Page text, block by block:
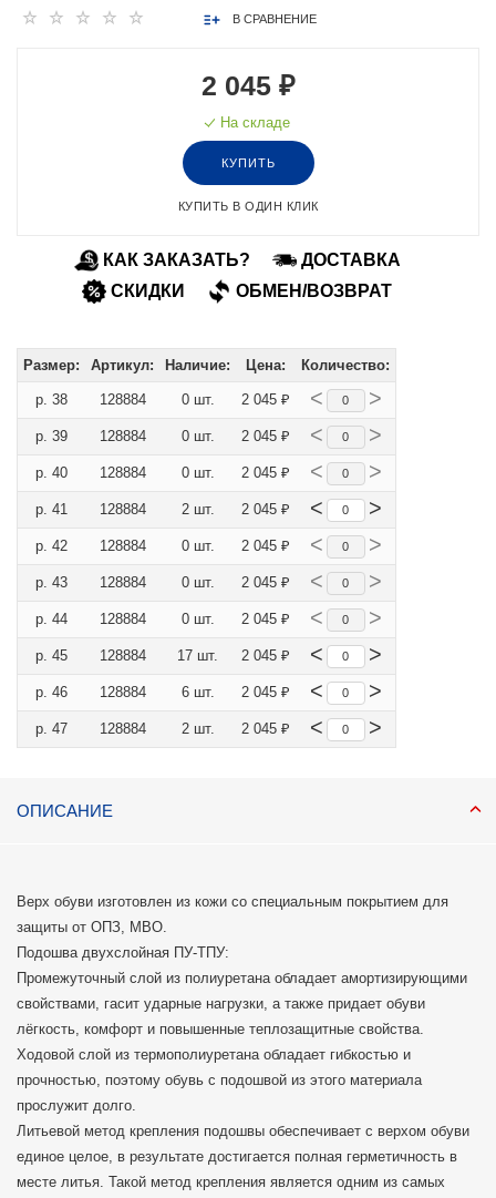
В СРАВНЕНИЕ
2 045 ₽
На складе
КУПИТЬ
КУПИТЬ В ОДИН КЛИК
КАК ЗАКАЗАТЬ?
ДОСТАВКА
СКИДКИ
ОБМЕН/ВОЗВРАТ
Размер: Артикул: Наличие: Цена: Количество:
р. 38 128884 0 шт. 2 045 ₽ < >
р. 39 128884 0 шт. 2 045 ₽ < >
р. 40 128884 0 шт. 2 045 ₽ < >
р. 41 128884 2 шт. 2 045 ₽ < >
р. 42 128884 0 шт. 2 045 ₽ < >
р. 43 128884 0 шт. 2 045 ₽ < >
р. 44 128884 0 шт. 2 045 ₽ < >
р. 45 128884 17 шт. 2 045 ₽ < >
р. 46 128884 6 шт. 2 045 ₽ < >
р. 47 128884 2 шт. 2 045 ₽ < >
ОПИСАНИЕ
Верх обуви изготовлен из кожи со специальным покрытием для
защиты от ОПЗ, МВО.
Подошва двухслойная ПУ-ТПУ:
Промежуточный слой из полиуретана обладает амортизирующими
свойствами, гасит ударные нагрузки, а также придает обуви
лёгкость, комфорт и повышенные теплозащитные свойства.
Ходовой слой из термополиуретана обладает гибкостью и
прочностью, поэтому обувь с подошвой из этого материала
прослужит долго.
Литьевой метод крепления подошвы обеспечивает с верхом обуви
единое целое, в результате достигается полная герметичность в
месте литья. Такой метод крепления является одним из самых